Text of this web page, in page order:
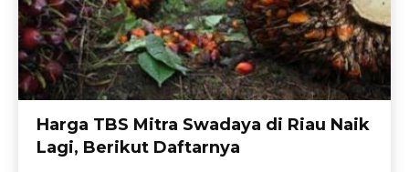
Harga TBS Mitra Swadaya di Riau Naik
Lagi, Berikut Daftarnya